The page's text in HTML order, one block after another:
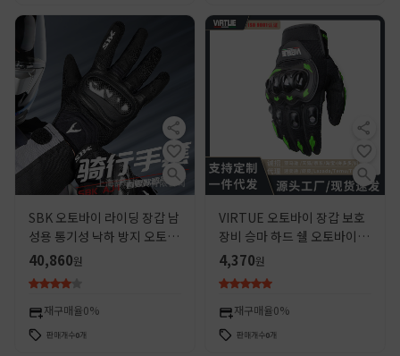
SBK 오토바이 라이딩 장갑 남
성용 통기성 낙하 방지 오토바
이 레이싱 장비 보호 사계절 탄
소 섬유 여름 AJ1
40,860원
재구매율0%
판매개수0개
VIRTUE 오토바이 장갑 보호
장비 승마 하드 쉘 오토바이 보
호 장비
4,370원
재구매율0%
판매개수0개